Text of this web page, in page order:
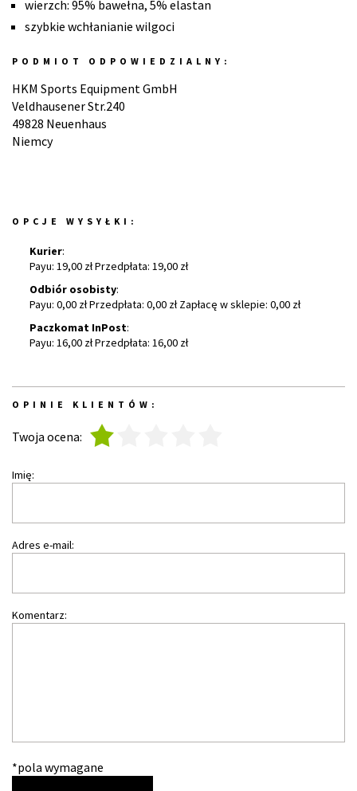
wierzch: 95% bawełna, 5% elastan
szybkie wchłanianie wilgoci
PODMIOT ODPOWIEDZIALNY:
HKM Sports Equipment GmbH
Veldhausener Str.240
49828 Neuenhaus
Niemcy
OPCJE WYSYŁKI:
Kurier:
Payu: 19,00 zł Przedpłata: 19,00 zł
Odbiór osobisty:
Payu: 0,00 zł Przedpłata: 0,00 zł Zapłacę w sklepie: 0,00 zł
Paczkomat InPost:
Payu: 16,00 zł Przedpłata: 16,00 zł
OPINIE KLIENTÓW:
Twoja ocena:
Imię:
Adres e-mail:
Komentarz:
*pola wymagane